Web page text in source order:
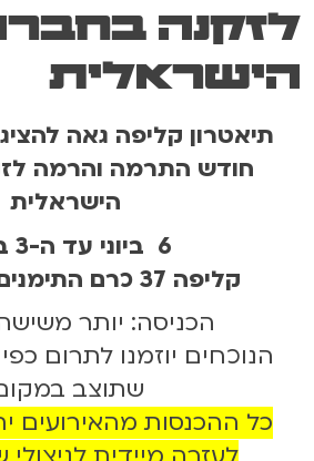
לזקנה
הישראלית
תיאטרון קליפה גאה
חודש התרמה והרמה
הישראלית
6 ביוני עד ה-3 ביולי
קליפה 37 כרם התימנים, תל אביב
הכניסה: יותר
הנוכחים יוזמנו לתרום
שתוצב
כל ההכנסות מהאירועים